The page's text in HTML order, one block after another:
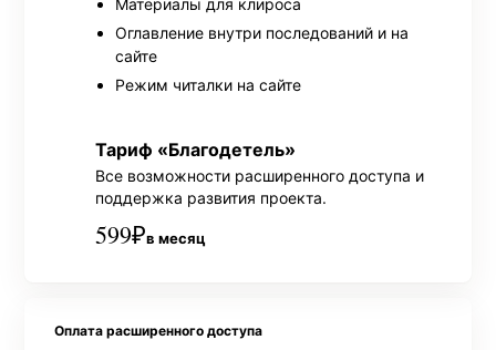
Материалы для клироса
Оглавление внутри последований и на
сайте
Режим читалки на сайте
Тариф «Благодетель»
Все возможности расширенного доступа и
поддержка развития проекта.
599₽в месяц
Оплата расширенного доступа